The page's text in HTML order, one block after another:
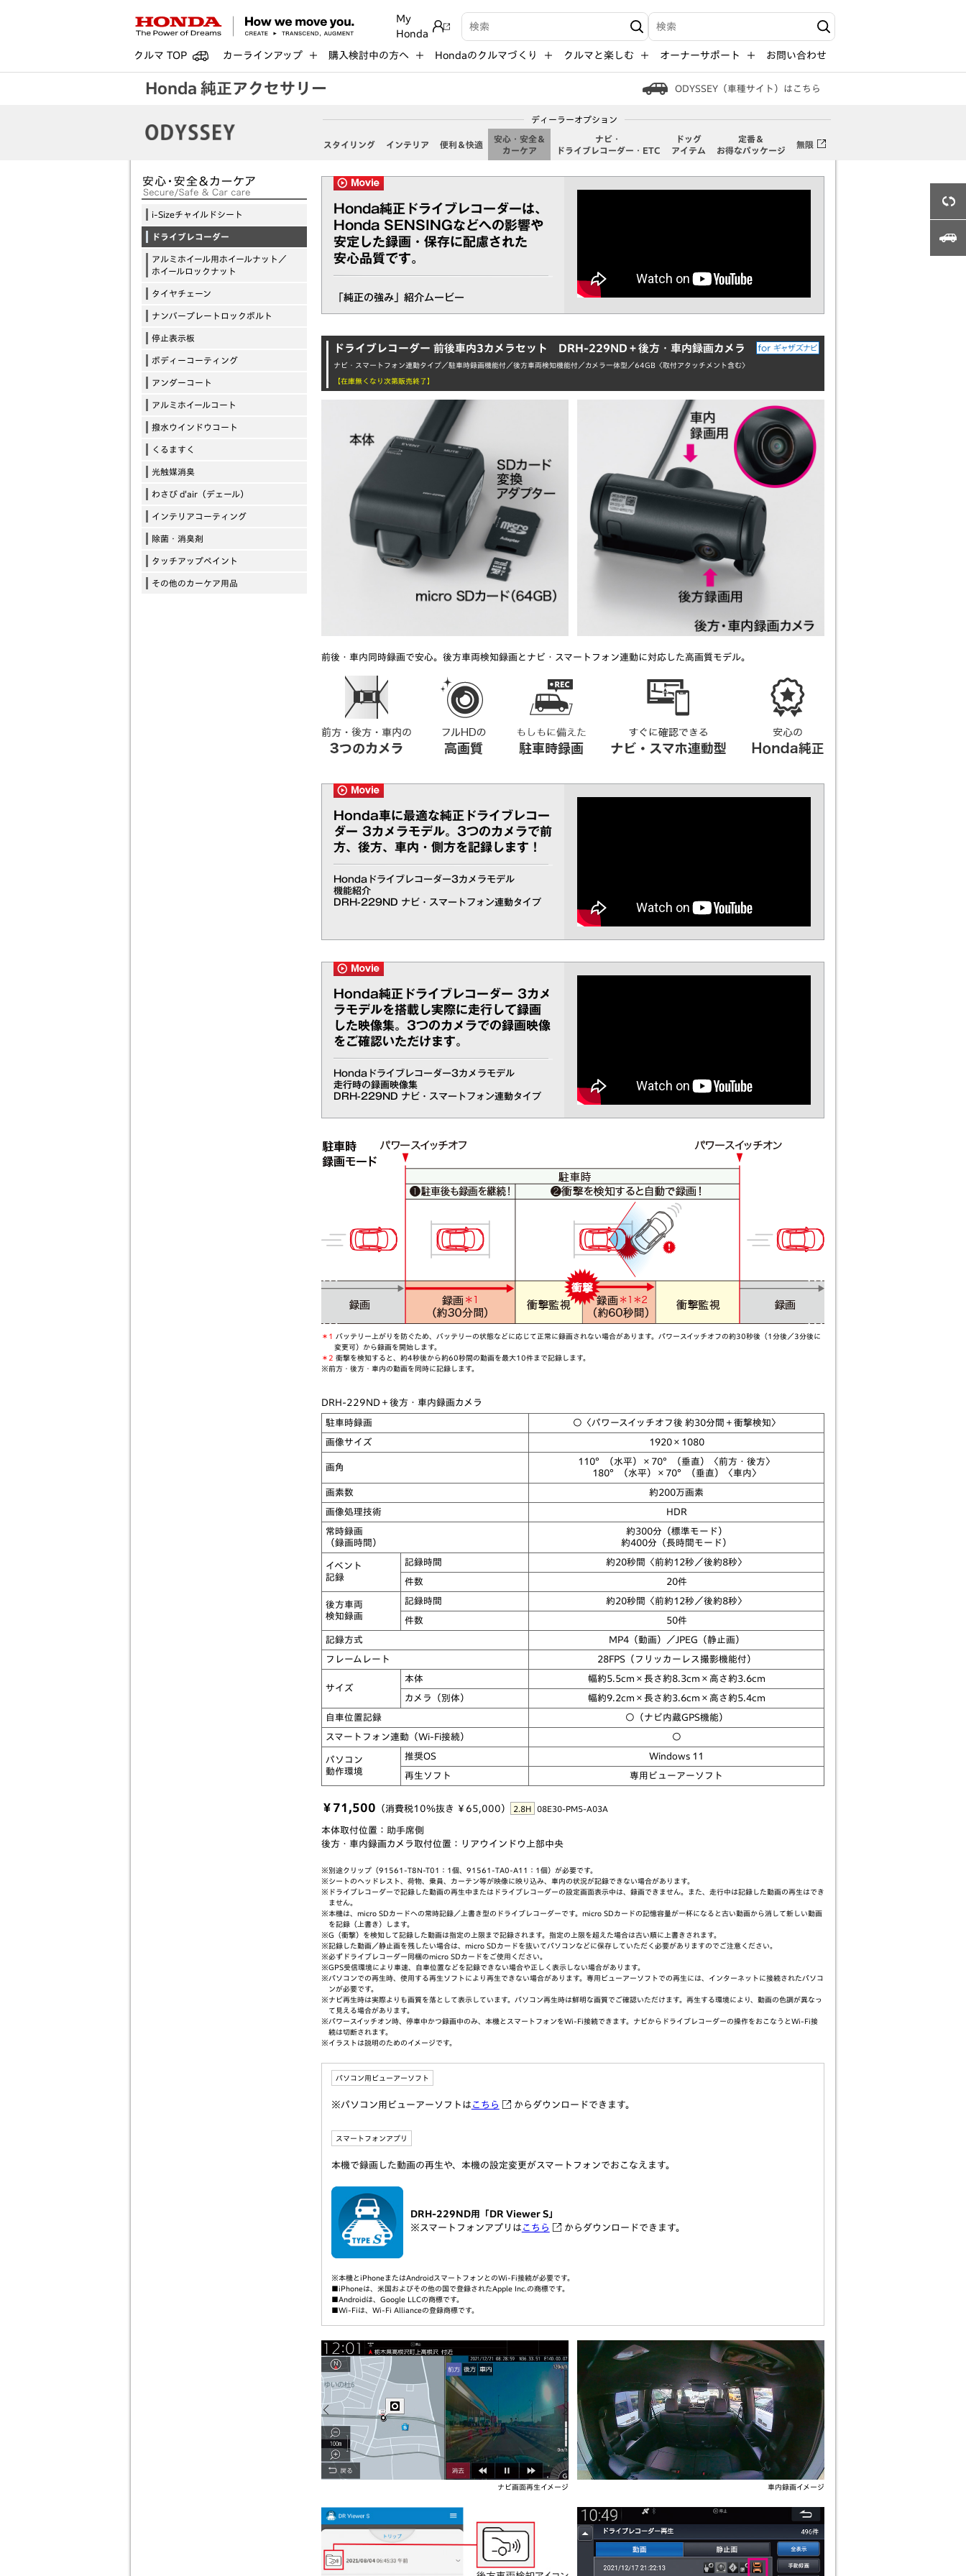
My
Honda
検索キーワード入力 検索キーワード入力
クルマ TOP カーラインアップ 購入検討中の方へ Hondaのクルマづくり クルマと楽しむ オーナーサポート お問い合わせ
ODYSSEY（車種サイト）はこちら
Honda 純正アクセサリー
ディーラーオプション
スタイリング インテリア 便利＆快適
安心・安全＆
カーケア
ナビ・
ドライブレコーダー・ETC
ドッグ
アイテム
定番＆
お得なパッケージ
無限
i-Sizeチャイルドシート
ドライブレコーダー
アルミホイール用ホイールナット／
ホイールロックナット
タイヤチェーン
ナンバープレートロックボルト
停止表示板
ボディーコーティング
アンダーコート
アルミホイールコート
撥水ウインドウコート
くるますく
光触媒消臭
わさび d'air（デェール）
インテリアコーティング
除菌・消臭剤
タッチアップペイント
その他のカーケア用品
Honda純正ドライブレコーダーは、
Honda SENSINGなどへの影響や
安定した録画・保存に配慮された
安心品質です。
「純正の強み」紹介ムービー
ドライブレコーダー 前後車内3カメラセット DRH-229ND＋後方・車内録画カメラ
ナビ・スマートフォン連動タイプ／駐車時録画機能付／後方車両検知機能付／カメラ一体型／64GB〈取付アタッチメント含む〉
【在庫無くなり次第販売終了】
前後・車内同時録画で安心。後方車両検知録画とナビ・スマートフォン連動に対応した高画質モデル。
Honda車に最適な純正ドライブレコー
ダー 3カメラモデル。3つのカメラで前
方、後方、車内・側方を記録します！
Hondaドライブレコーダー3カメラモデル
機能紹介
DRH-229ND ナビ・スマートフォン連動タイプ
Honda純正ドライブレコーダー 3カメ
ラモデルを搭載し実際に走行して録画
した映像集。3つのカメラでの録画映像
をご確認いただけます。
Hondaドライブレコーダー3カメラモデル
走行時の録画映像集
DRH-229ND ナビ・スマートフォン連動タイプ
＊1 バッテリー上がりを防ぐため、バッテリーの状態などに応じて正常に録画されない場合があります。パワースイッチオフの約30秒後（1分後／3分後に
変更可）から録画を開始します。
＊2 衝撃を検知すると、約4秒後から約60秒間の動画を最大10件まで記録します。
※前方・後方・車内の動画を同時に記録します。
DRH-229ND＋後方・車内録画カメラ
駐車時録画 ○〈パワースイッチオフ後 約30分間＋衝撃検知〉
画像サイズ 1920×1080
画角
110°（水平）×70°（垂直）〈前方・後方〉
180°（水平）×70°（垂直）〈車内〉
画素数 約200万画素
画像処理技術 HDR
常時録画
（録画時間）
約300分（標準モード）
約400分（長時間モード）
イベント
記録
記録時間 約20秒間 〈前約12秒／後約8秒〉
件数 20件
後方車両
検知録画
記録時間 約20秒間 〈前約12秒／後約8秒〉
件数 50件
記録方式 MP4（動画）／JPEG（静止画）
フレームレート 28FPS（フリッカーレス撮影機能付）
サイズ
本体 幅約5.5cm×長さ約8.3cm× 高さ約3.6cm
カメラ（別体） 幅約9.2cm×長さ約3.6cm× 高さ約5.4cm
自車位置記録 ○（ナビ内蔵GPS機能）
スマートフォン連動（Wi-Fi接続） ○
パソコン
動作環境
推奨OS Windows 11
再生 ソフト 専用 ビューアーソフト
￥71,500 （消費税10％抜き ￥65,000） 2.8H 08E30-PM5-A03A
本体取付位置：助手席側
後方・車内録画カメラ取付位置：リアウインドウ上部中央
※別途クリップ（91561-T8N-T01：1個、91561-TA0-A11：1個）が必要です。
※シートのヘッドレスト、荷物、乗員、カーテン等が映像に映り込み、車内の状況が記録できない場合があります。
※ドライブレコーダーで記録した動画の再生中またはドライブレコーダーの設定画面表示中は、録画できません。また、走行中は記録した動画の再生はでき
ません。
※本機は、micro SDカードへの常時記録／上書き型のドライブレコーダーです。micro SDカードの記憶容量が一杯になると古い動画から消して新しい動画
を記録（上書き）します。
※G（衝撃）を検知して記録した動画は指定の上限まで記録されます。指定の上限を超えた場合は古い順に上書きされます。
※記録した動画／静止画を残したい場合は、micro SDカードを抜いてパソコンなどに保存していただく必要がありますのでご注意ください。
※必ずドライブレコーダー同梱のmicro SDカードをご使用ください。
※GPS受信環境により車速、自車位置などを記録できない場合や正しく表示しない場合があります。
※パソコンでの再生時、使用する再生ソフトにより再生できない場合があります。専用ビューアーソフトでの再生には、インターネットに接続されたパソコ
ンが必要です。
※ナビ再生時は実際よりも画質を落として表示しています。パソコン再生時は鮮明な画質でご確認いただけます。再生する環境により、動画の色調が異なっ
て見える場合があります。
※パワースイッチオン時、停車中かつ録画中のみ、本機とスマートフォンをWi-Fi接続できます。ナビからドライブレコーダーの操作をおこなうとWi-Fi接
続は切断されます。
※イラストは説明のためのイメージです。
パソコン用ビューアーソフト
※パソコン用ビューアーソフトは こちら からダウンロードできます。
スマートフォンアプリ
本機で録画した動画の再生や、本機の設定変更がスマートフォンでおこなえます。
DRH-229ND用「DR Viewer S」
※スマートフォンアプリは こちら からダウンロードできます。
※本機とiPhoneまたはAndroidスマートフォンとのWi-Fi接続が必要です。
■iPhoneは、米国およびその他の国で登録されたApple Inc.の商標です。
■Androidは、Google LLCの商標です。
■Wi-Fiは、Wi-Fi Allianceの登録商標です。
ナビ画面再生イメージ 車内録画イメージ